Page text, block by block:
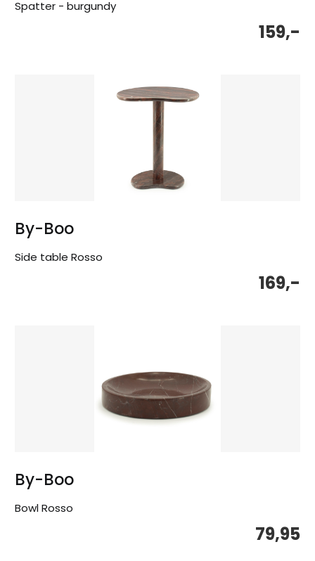
Spatter - burgundy
159,-
By-Boo
Side table Rosso
169,-
By-Boo
Bowl Rosso
79,95